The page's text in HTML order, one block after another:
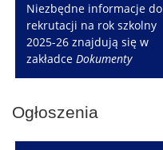
Niezbędne informacje do
rekrutacji na rok szkolny
2025-26 znajdują się w
zakładceDokumenty
Ogłoszenia